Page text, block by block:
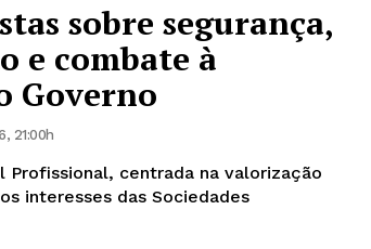
sobre segurança,
e combate à
Governo
21:00h
centrada na valorização
interesses das Sociedades